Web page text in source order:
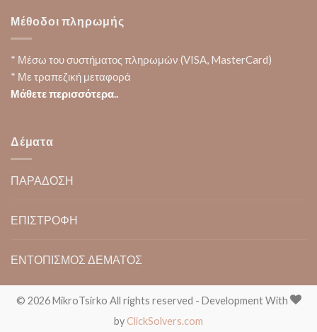
Μέθοδοι πληρωμής
* Μέσω του συστήματος πληρωμών (VISA, MasterCard)
* Με τραπεζική μεταφορά
Μάθετε περισσότερα..
Δέματα
ΠΑΡΑΔΟΣΗ
ΕΠΙΣΤΡΟΦΗ
ΕΝΤΟΠΙΣΜΟΣ ΔΕΜΑΤΟΣ
© 2026 MikroTsirko All rights reserved - Development With
byClickSolvers.com